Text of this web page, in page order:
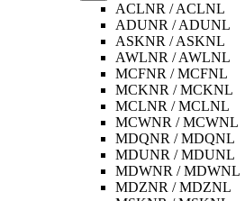
ACLNR / ACLNL
ADUNR / ADUNL
ASKNR / ASKNL
AWLNR / AWLNL
MCFNR / MCFNL
MCKNR / MCKNL
MCLNR / MCLNL
MCWNR / MCWNL
MDQNR / MDQNL
MDUNR / MDUNL
MDWNR / MDWNL
MDZNR / MDZNL